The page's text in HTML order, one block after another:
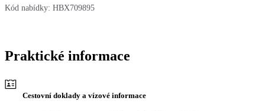
Kód nabídky: HBX709895
Praktické informace
Cestovní doklady a vízové informace